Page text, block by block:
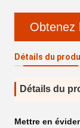
Obtenez
Détails du
Détails du
Mettre en